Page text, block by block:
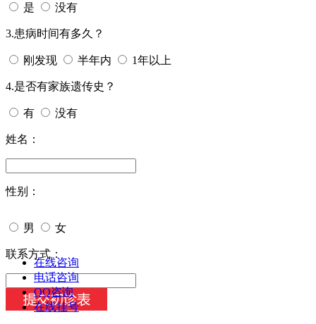
是 没有
3.患病时间有多久？
刚发现 半年内 1年以上
4.是否有家族遗传史？
有 没有
姓名：
性别：
男 女
今天日期：
联系方式：
在线咨询
电话咨询
QQ咨询
在线挂号